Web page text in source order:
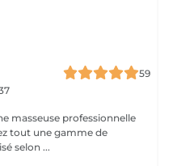
59
masseuse professionnelle
tout une gamme de
selon ...